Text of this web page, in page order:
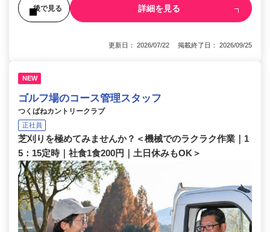
後で見る 詳細を見る
更新日： 2026/07/22 掲載終了日： 2026/09/25
NEW
ゴルフ場のコース管理スタッフ
つくばねカントリークラブ
正社員
芝刈りを極めてみませんか？＜機械でのラクラク作業｜1
5：15定時｜社食1食200円｜土日休みもOK＞